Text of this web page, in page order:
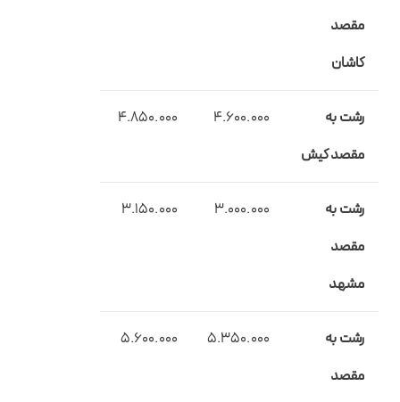
مقصد
کاشان
رشت به
مقصد کیش
4.600.000
4.850.000
رشت به
مقصد
مشهد
3.000.000
3.150.000
رشت به
مقصد
5.350.000
5.600.000